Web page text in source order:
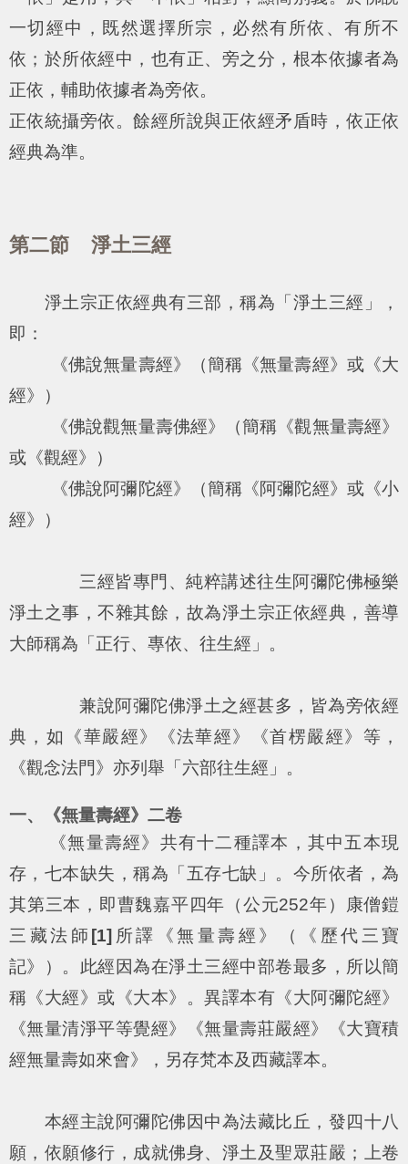
一切經中，既然選擇所宗，必然有所依、有所不
依；於所依經中，也有正、旁之分，根本依據者為
正依，輔助依據者為旁依。
正依統攝旁依。餘經所說與正依經矛盾時，依正依
經典為準。
第二節 淨土三經
淨土宗正依經典有三部，稱為「淨土三經」，
即：
《佛說無量壽經》（簡稱《無量壽經》或《大
經》）
《佛說觀無量壽佛經》（簡稱《觀無量壽經》
或《觀經》）
《佛說阿彌陀經》（簡稱《阿彌陀經》或《小
經》）
三經皆專門、純粹講述往生阿彌陀佛極樂
淨土之事，不雜其餘，故為淨土宗正依經典，善導
大師稱為「正行、專依、往生經」。
兼說阿彌陀佛淨土之經甚多，皆為旁依經
典，如《華嚴經》《法華經》《首楞嚴經》等，
《觀念法門》亦列舉「六部往生經」。
一、《無量壽經》二卷
《無量壽經》共有十二種譯本，其中五本現
存，七本缺失，稱為「五存七缺」。今所依者，為
其第三本，即曹魏嘉平四年（公元252年）康僧鎧
三藏法師 [1] 所譯《無量壽經》（《歷代三寶
記》）。此經因為在淨土三經中部卷最多，所以簡
稱《大經》或《大本》。異譯本有《大阿彌陀經》
《無量清淨平等覺經》《無量壽莊嚴經》《大寶積
經無量壽如來會》，另存梵本及西藏譯本。
本經主說阿彌陀佛因中為法藏比丘，發四十八
願，依願修行，成就佛身、淨土及聖眾莊嚴；上卷